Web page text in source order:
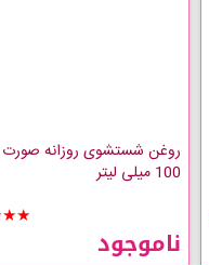
روغن شستشوی روزانه صورت
100 میلی لیتر
ناموجود